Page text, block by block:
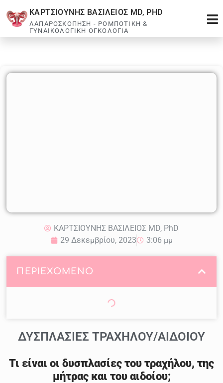
ΚΑΡΤΣΙΟΥΝΗΣ ΒΑΣΙΛΕΙΟΣ MD, PHD
ΛΑΠΑΡΟΣΚΟΠΗΣΗ - ΡΟΜΠΟΤΙΚΗ &
ΓΥΝΑΙΚΟΛΟΓΙΚΗ ΟΓΚΟΛΟΓΙΑ
ΚΑΡΤΣΙΟΥΝΗΣ ΒΑΣΙΛΕΙΟΣ MD, PhD
29 Δεκεμβρίου, 2023
3:06 μμ
ΠΕΡΙΕΧΟΜΕΝΟ
ΔΥΣΠΛΑΣΙΕΣ ΤΡΑΧΗΛΟΥ/ΑΙΔΟΙΟΥ
Τι είναι οι δυσπλασίες του τραχήλου, της
μήτρας και του αιδοίου;